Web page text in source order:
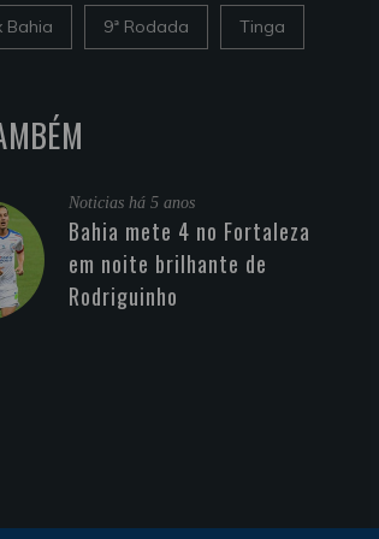
Bahia 9ª Rodada Tinga
Noticias há 5 anos
Bahia mete 4 no Fortaleza
em noite brilhante de
Rodriguinho